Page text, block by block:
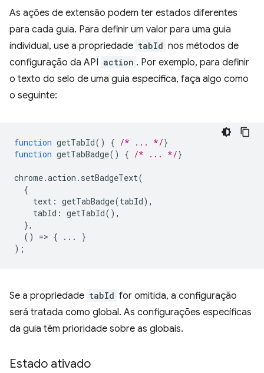
As ações de extensão podem ter estados diferentes
para cada guia. Para definir um valor para uma guia
individual, use a propriedade tabId nos métodos de
configuração da API action . Por exemplo, para definir
o texto do selo de uma guia específica, faça algo como
o seguinte:
function getTabId() { /* ... */}
function getTabBadge() { /* ... */}
chrome.action . setBadgeText(
{
text : getTabBadge(tabId),
tabId : getTabId(),
},
()
=> { ...
}
);
Se a propriedade tabId for omitida, a configuração
será tratada como global. As configurações específicas
da guia têm prioridade sobre as globais.
Estado ativado